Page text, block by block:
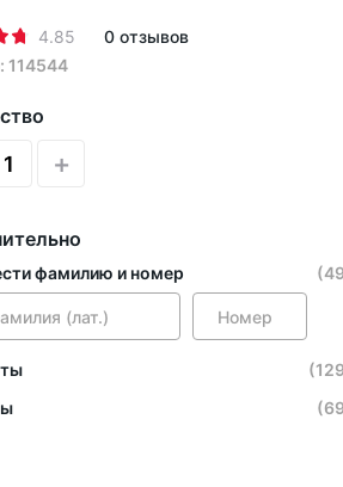
4.85
0 отзывов
114544
+
фамилию и номер